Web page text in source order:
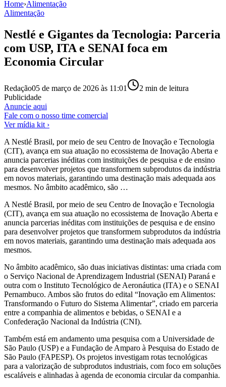
Home›Alimentação
Alimentação
Nestlé e Gigantes da Tecnologia: Parceria
com USP, ITA e SENAI foca em
Economia Circular
Redação05 de março de 2026 às 11:01 2 min de leitura
Publicidade
Anuncie aqui
Fale com o nosso time comercial
Ver mídia kit ›
A Nestlé Brasil, por meio de seu Centro de Inovação e Tecnologia
(CIT), avança em sua atuação no ecossistema de Inovação Aberta e
anuncia parcerias inéditas com instituições de pesquisa e de ensino
para desenvolver projetos que transformem subprodutos da indústria
em novos materiais, garantindo uma destinação mais adequada aos
mesmos. No âmbito acadêmico, são …
A Nestlé Brasil, por meio de seu Centro de Inovação e Tecnologia
(CIT), avança em sua atuação no ecossistema de Inovação Aberta e
anuncia parcerias inéditas com instituições de pesquisa e de ensino
para desenvolver projetos que transformem subprodutos da indústria
em novos materiais, garantindo uma destinação mais adequada aos
mesmos.
No âmbito acadêmico, são duas iniciativas distintas: uma criada com
o Serviço Nacional de Aprendizagem Industrial (SENAI) Paraná e
outra com o Instituto Tecnológico de Aeronáutica (ITA) e o SENAI
Pernambuco. Ambos são frutos do edital “Inovação em Alimentos:
Transformando o Futuro do Sistema Alimentar”, criado em parceria
entre a companhia de alimentos e bebidas, o SENAI e a
Confederação Nacional da Indústria (CNI).
Também está em andamento uma pesquisa com a Universidade de
São Paulo (USP) e a Fundação de Amparo à Pesquisa do Estado de
São Paulo (FAPESP). Os projetos investigam rotas tecnológicas
para a valorização de subprodutos industriais, com foco em soluções
escaláveis e alinhadas à agenda de economia circular da companhia.